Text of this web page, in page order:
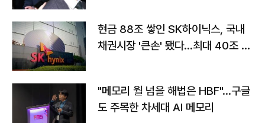
현금 88조 쌓인 SK하이닉스, 국내
채권시장 '큰손' 됐다…최대 40조 투
"메모리 월 넘을 해법은 HBF"…구글
도 주목한 차세대 AI 메모리